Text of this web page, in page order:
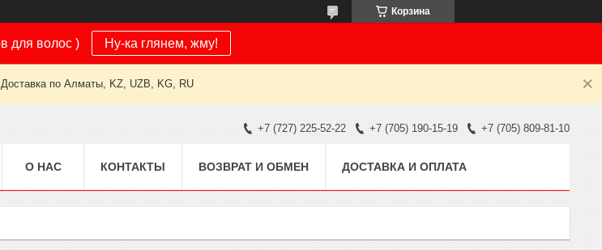
Корзина
для волос ) Ну-ка глянем, жму!
Доставка по Алматы, KZ, UZB, KG, RU
+7 (727) 225-52-22 +7 (705) 190-15-19 +7 (705) 809-81-10
О НАС КОНТАКТЫ ВОЗВРАТ И ОБМЕН ДОСТАВКА И ОПЛАТА